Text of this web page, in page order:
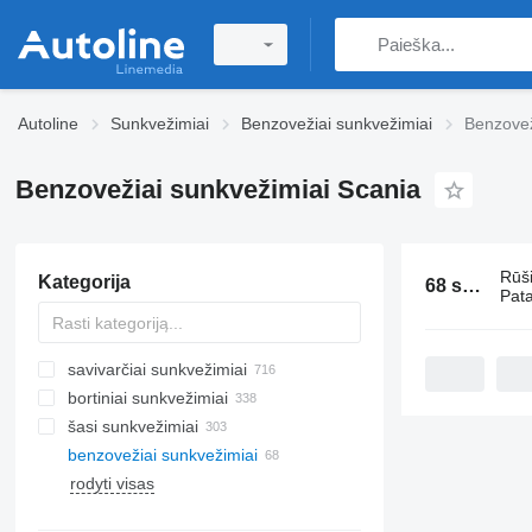
Autoline Sunkvežimiai Benzovežiai sunkvežimiai
Benzovežiai sunkvežimiai Scania
Kategorija
savivarčiai sunkvežimiai
bortiniai sunkvežimiai
šasi sunkvežimiai
benzovežiai sunkvežimiai
rodyti visas
68 skelbimai: